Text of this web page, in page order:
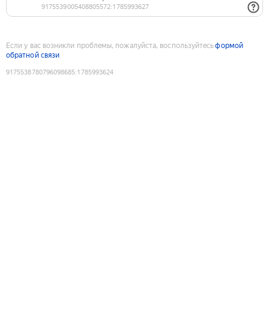
Если у вас возникли проблемы, пожалуйста, воспользуйтесьформой
обратной связи
9175538780796098685:1785993624